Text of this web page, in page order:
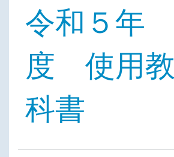
令和５年
度 使用教
科書